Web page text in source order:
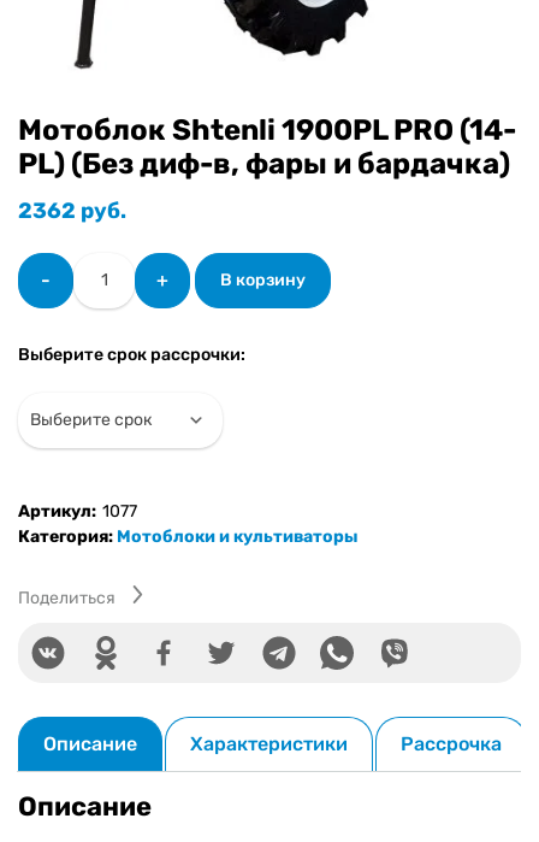
Мотоблок Shtenli 1900PL PRO (14-
PL) (Без диф-в, фары и бардачка)
2362 руб.
-
Количество
товара
Мотоблок
1900PL
(14-
PL)
в,
фары
бардачка)
+ В корзину
Выберите срок рассрочки:
Артикул: 1077
Категория: Мотоблоки и культиваторы
Поделиться
Описание Характеристики Рассрочка
Описание